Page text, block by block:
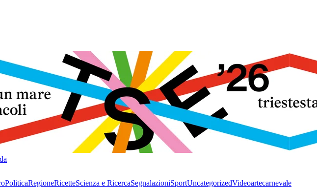
PoliticaRegioneRicetteScienza e RicercaSegnalazioniSportUncategorizedVideoartecarnevale